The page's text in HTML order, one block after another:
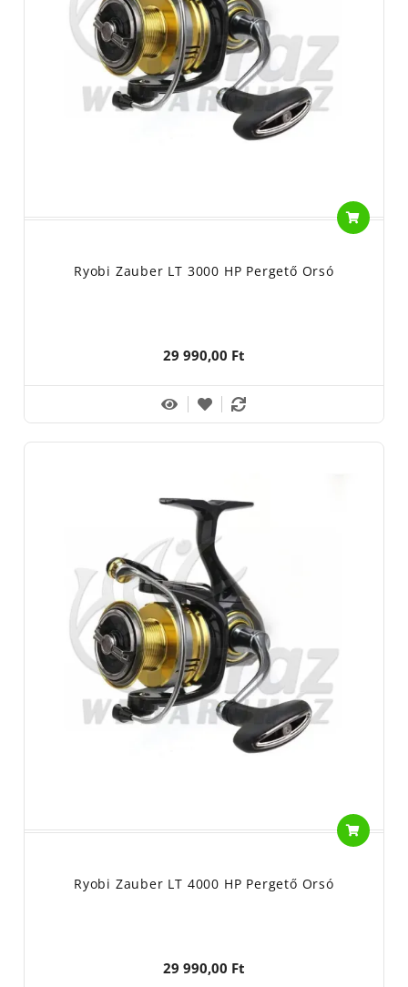
Ryobi Zauber LT 3000 HP Pergető Orsó
29 990,00 Ft
Ryobi Zauber LT 4000 HP Pergető Orsó
29 990,00 Ft